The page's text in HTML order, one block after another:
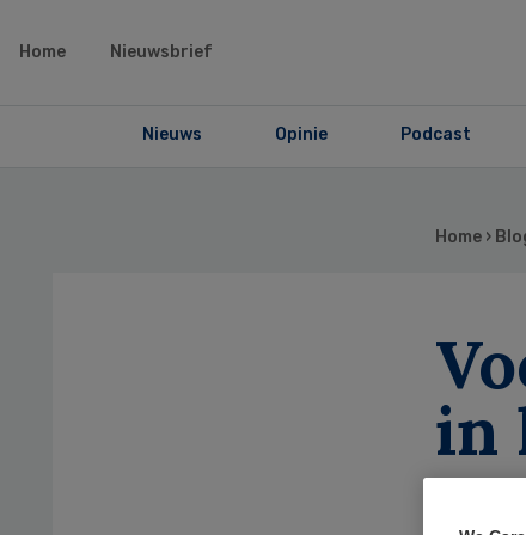
Home Nieuwsbrief
Nieuws Opinie Podcast
Home ›
in